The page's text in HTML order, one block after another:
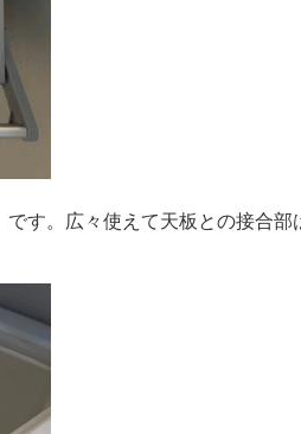
す。広々使えて天板との接合部